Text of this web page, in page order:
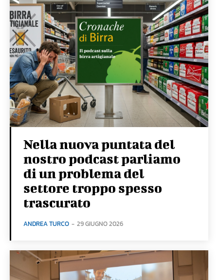
Nella nuova puntata del
nostro podcast parliamo
di un problema del
settore troppo spesso
trascurato
ANDREA TURCO - 29 GIUGNO 2026